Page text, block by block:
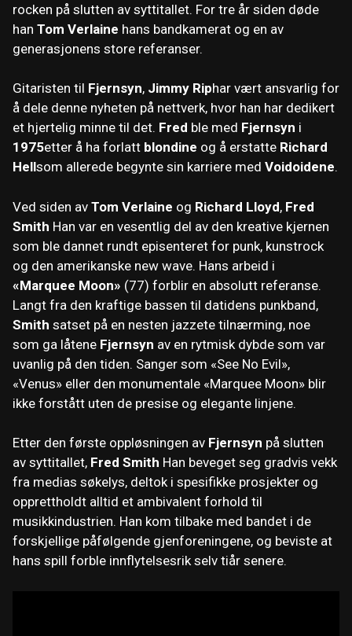
rocken på slutten av syttitallet. For tre år siden døde
han Tom Verlaine hans bandkamerat og en av
generasjonens store referanser.
Gitaristen til Fjernsyn, Jimmy Riphar vært ansvarlig for
å dele denne nyheten på nettverk, hvor han har dedikert
et hjertelig minne til det. Fred ble med Fjernsyn i
1975etter å ha forlatt blondine og å erstatte Richard
Hellsom allerede begynte sin karriere med Voidoidene.
Ved siden av Tom Verlaine og Richard Lloyd, Fred
Smith Han var en vesentlig del av den kreative kjernen
som ble dannet rundt episenteret for punk, kunstrock
og den amerikanske new wave. Hans arbeid i
«Marquee Moon» (77) forblir en absolutt referanse.
Langt fra den kraftige bassen til datidens punkband,
Smith satset på en nesten jazzete tilnærming, noe
som ga låtene Fjernsyn av en rytmisk dybde som var
uvanlig på den tiden. Sanger som «See No Evil»,
«Venus» eller den monumentale «Marquee Moon» blir
ikke forstått uten de presise og elegante linjene.
Etter den første oppløsningen av Fjernsyn på slutten
av syttitallet, Fred Smith Han beveget seg gradvis vekk
fra medias søkelys, deltok i spesifikke prosjekter og
opprettholdt alltid et ambivalent forhold til
musikkindustrien. Han kom tilbake med bandet i de
forskjellige påfølgende gjenforeningene, og beviste at
hans spill forble innflytelsesrik selv tiår senere.